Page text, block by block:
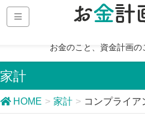
お金のこと、資金計画
家計
HOME 家計 コンプライア